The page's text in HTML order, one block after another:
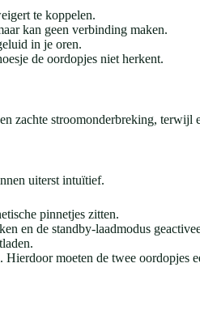
te koppelen.
kan geen verbinding maken.
in je oren.
de oordopjes niet herkent.
zachte stroomonderbreking,
uiterst intuïtief.
pinnetjes zitten.
en de standby-laadmodus
moeten de twee oordopjes